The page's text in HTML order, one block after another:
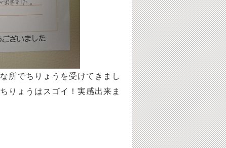
所でちりょうを受けてきまし
りょうはスゴイ！実感出来ま